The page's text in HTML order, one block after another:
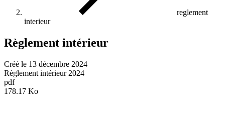
reglement
interieur
Règlement intérieur
Créé le 13 décembre 2024
Règlement intérieur 2024
pdf
178.17 Ko